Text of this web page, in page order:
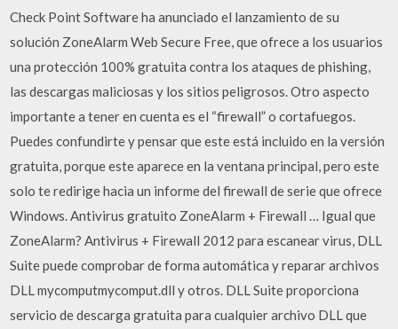
Check Point Software ha anunciado el lanzamiento de su
solución ZoneAlarm Web Secure Free, que ofrece a los usuarios
una protección 100% gratuita contra los ataques de phishing,
las descargas maliciosas y los sitios peligrosos. Otro aspecto
importante a tener en cuenta es el “firewall” o cortafuegos.
Puedes confundirte y pensar que este está incluido en la versión
gratuita, porque este aparece en la ventana principal, pero este
solo te redirige hacia un informe del firewall de serie que ofrece
Windows. Antivirus gratuito ZoneAlarm + Firewall … Igual que
ZoneAlarm? Antivirus + Firewall 2012 para escanear virus, DLL
Suite puede comprobar de forma automática y reparar archivos
DLL mycomputmycomput.dll y otros. DLL Suite proporciona
servicio de descarga gratuita para cualquier archivo DLL que